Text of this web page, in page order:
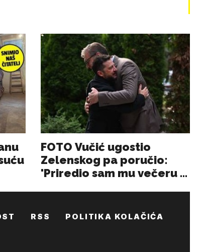
RSS POLITIKA KOLAČIĆA